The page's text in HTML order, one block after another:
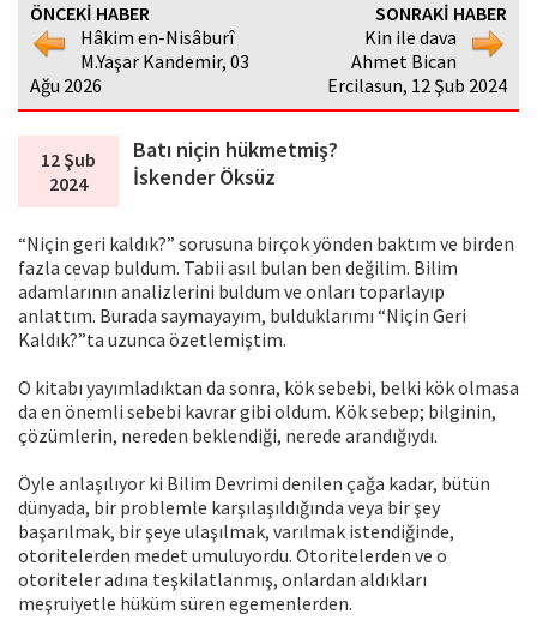
ÖNCEKİ HABER
Hâkim en-Nisâburî
M.Yaşar Kandemir, 03
Ağu 2026
SONRAKİ HABER
Kin ile dava
Ahmet Bican
Ercilasun, 12 Şub 2024
12 Şub
2024
Batı niçin hükmetmiş?
İskender Öksüz
“Niçin geri kaldık?” sorusuna birçok yönden baktım ve birden
fazla cevap buldum. Tabii asıl bulan ben değilim. Bilim
adamlarının analizlerini buldum ve onları toparlayıp
anlattım. Burada saymayayım, bulduklarımı “Niçin Geri
Kaldık?”ta uzunca özetlemiştim.
O kitabı yayımladıktan da sonra, kök sebebi, belki kök olmasa
da en önemli sebebi kavrar gibi oldum. Kök sebep; bilginin,
çözümlerin, nereden beklendiği, nerede arandığıydı.
Öyle anlaşılıyor ki Bilim Devrimi denilen çağa kadar, bütün
dünyada, bir problemle karşılaşıldığında veya bir şey
başarılmak, bir şeye ulaşılmak, varılmak istendiğinde,
otoritelerden medet umuluyordu. Otoritelerden ve o
otoriteler adına teşkilatlanmış, onlardan aldıkları
meşruiyetle hüküm süren egemenlerden.